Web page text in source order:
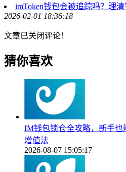
imToken钱包会被追踪吗？理
2026-02-01 18:36:18
文章已关闭评论！
猜你喜欢
IM钱包锁仓全攻略，新手
增值法
2026-08-07 15:05:17